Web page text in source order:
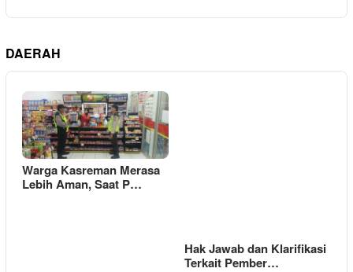
DAERAH
Warga Kasreman Merasa
Lebih Aman, Saat P…
Hak Jawab dan Klarifikasi
Terkait Pember…